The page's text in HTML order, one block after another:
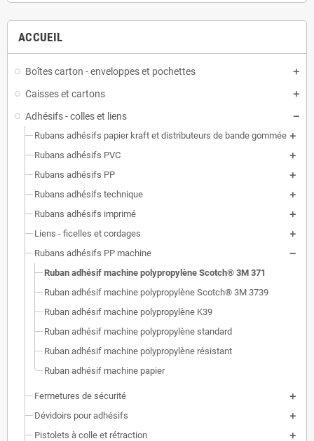
ACCUEIL
Boîtes carton - enveloppes et pochettes
Caisses et cartons
Adhésifs - colles et liens
Rubans adhésifs papier kraft et distributeurs de bande gommée
Rubans adhésifs PVC
Rubans adhésifs PP
Rubans adhésifs technique
Rubans adhésifs imprimé
Liens - ficelles et cordages
Rubans adhésifs PP machine
Ruban adhésif machine polypropylène Scotch® 3M 371
Ruban adhésif machine polypropylène Scotch® 3M 3739
Ruban adhésif machine polypropylène K39
Ruban adhésif machine polypropylène standard
Ruban adhésif machine polypropylène résistant
Ruban adhésif machine papier
Fermetures de sécurité
Dévidoirs pour adhésifs
Pistolets à colle et rétraction